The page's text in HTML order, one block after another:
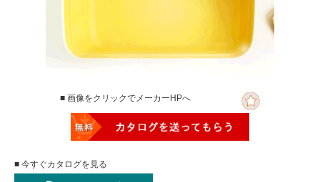
■ 画像をクリックでメーカーHPへ
■ 今すぐカタログを見る